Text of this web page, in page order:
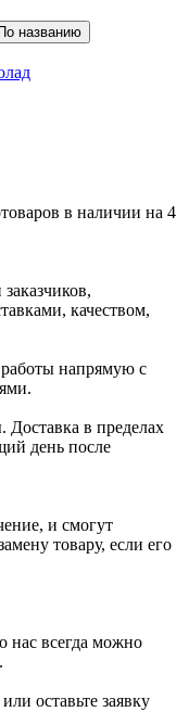
в наличии на 4
качеством,
напрямую с
Доставка в пределах
день после
и смогут
товару, если его
нас всегда можно
или оставьте заявку